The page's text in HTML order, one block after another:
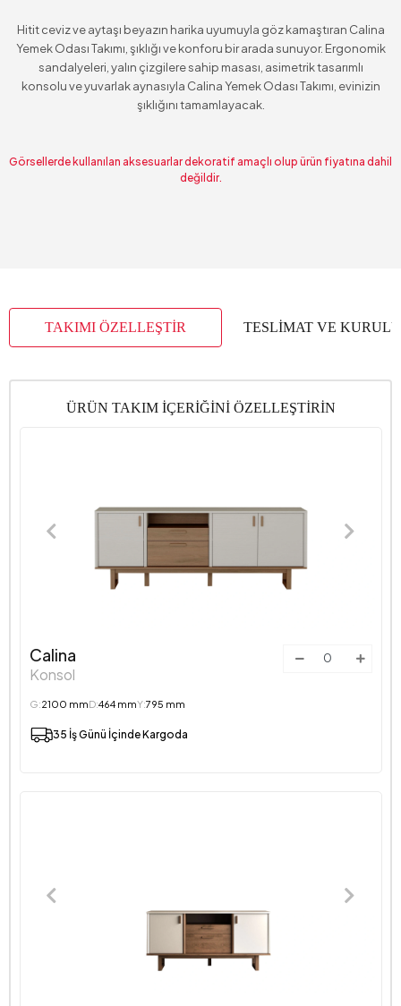
Hitit ceviz ve aytaşı beyazın harika uyumuyla göz kamaştıran Calina
Yemek Odası Takımı, şıklığı ve konforu bir arada sunuyor. Ergonomik
sandalyeleri, yalın çizgilere sahip masası, asimetrik tasarımlı
konsolu ve yuvarlak aynasıyla Calina Yemek Odası Takımı, evinizin
şıklığını tamamlayacak.
Görsellerde kullanılan aksesuarlar dekoratif amaçlı olup ürün fiyatına dahil
değildir.
TAKIMI ÖZELLEŞTİR TESLİMAT VE
ÜRÜN TAKIM İÇERİĞİNİ ÖZELLEŞTİRİN
Calina
Konsol
G:2100 mmD:464 mmY:795 mm
35 İş Günü İçinde Kargoda